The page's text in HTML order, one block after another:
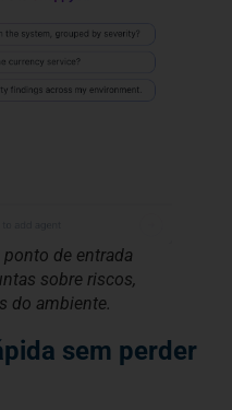
de entrada
sobre riscos,
do ambiente.
sem perder